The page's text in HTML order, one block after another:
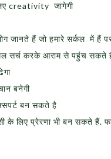
creativity जागेगी
जानते हैं जो हमारे सर्कल में हैं पर
सर्च करके आराम से पहुंच सकते
बनेगी
बन सकते है
के लिए प्रेरणा भी बन सकते हैं.